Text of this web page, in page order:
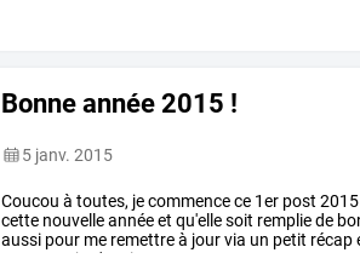
Bonne année 2015 !
5 janv. 2015
Coucou à toutes, jecommencece 1er post 2015
cette nouvelleannéeet qu'ellesoit rempliede
aussi pour me remettreà jourvia un petit récap
je n'avais